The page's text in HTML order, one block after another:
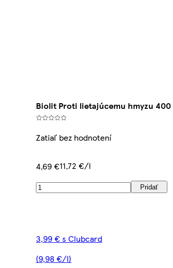
Biolit Proti lietajúcemu hmyzu 400
Zatiaľ bez hodnotení
4,69 €11,72 €/l
Pridať
3,99 € s Clubcard
(9,98 €/l)